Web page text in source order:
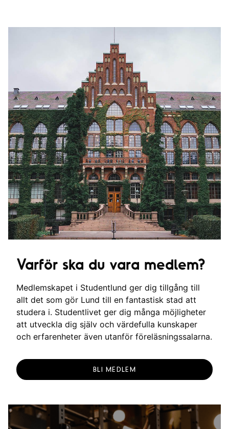
Varför ska du vara medlem?
Medlemskapet i Studentlund ger dig tillgång till
allt det som gör Lund till en fantastisk stad att
studera i. Studentlivet ger dig många möjligheter
att utveckla dig själv och värdefulla kunskaper
och erfarenheter även utanför föreläsningssalarna.
BLI MEDLEM